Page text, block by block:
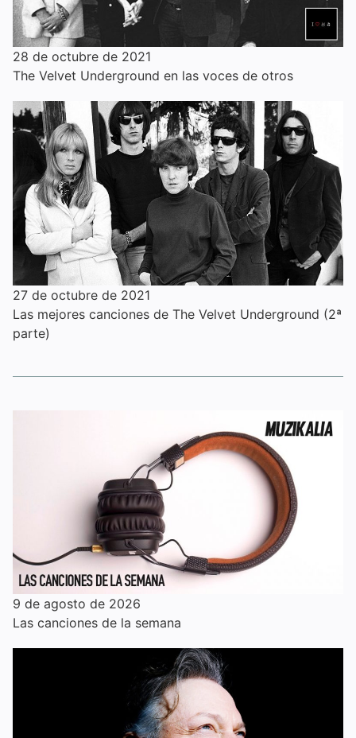
28 de octubre de 2021
The Velvet Underground en las voces de otros
27 de octubre de 2021
Las mejores canciones de The Velvet Underground (2ª
parte)
9 de agosto de 2026
Las canciones de la semana